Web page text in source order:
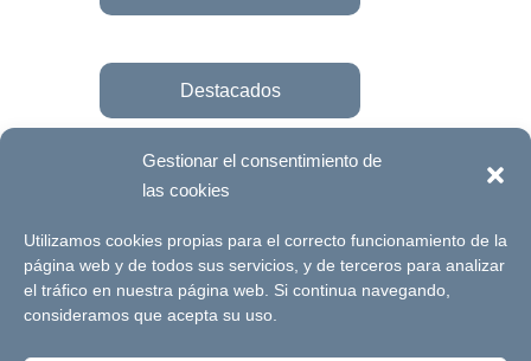
Gestionar el consentimiento de
las cookies
Utilizamos cookies propias para el correcto funcionamiento de la
página web y de todos sus servicios, y de terceros para analizar
el tráfico en nuestra página web. Si continua navegando,
consideramos que acepta su uso.
Destacados
Únete a la fundación
© Futuro Singular Córdoba 2017. Web
desarrollada por